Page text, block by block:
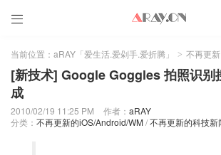

当前位置： aRAY「爱生活.爱剁手.爱折腾」 > 不再更新
[新技术] Google Goggles 拍照识别
成
2010/02/19 11:25 PM 作者： aRAY
分类： 不再更新的iOS/Android/WM/不再更新的科技新